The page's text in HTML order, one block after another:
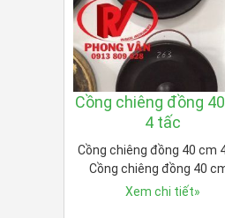
Cồng chiêng đồng
4 tấc
Cồng chiêng đồng 40 cm
Cồng chiêng đồng 40
Xem chi tiết»